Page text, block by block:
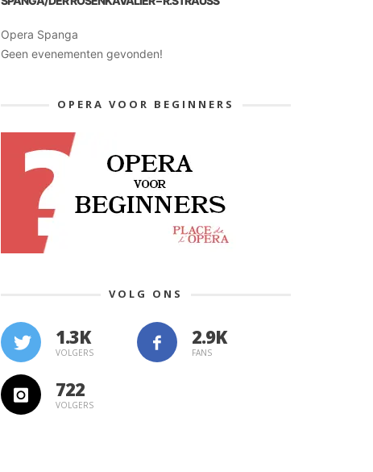
Opera Spanga
Geen evenementen gevonden!
OPERA VOOR BEGINNERS
VOLG ONS
1.3K
VOLGERS FANS
722
VOLGERS